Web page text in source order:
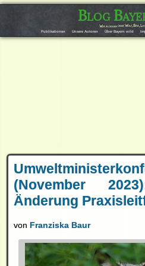
Blog
Wir bloggen über Wolf, Bär,
Publikationen Unsere Autoren Über Bayern wild
(November
Änderung
von Franziska Baur